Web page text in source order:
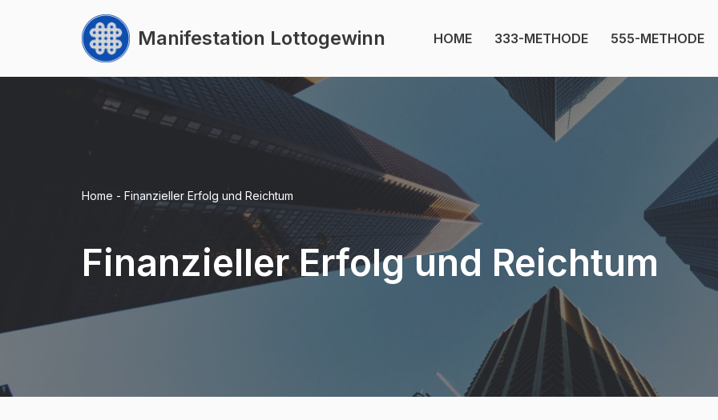
Inhalt
Manifestation Lottogewinn HOME 333-METHODE 555-METHODE
Home - Finanzieller Erfolg und Reichtum
Finanzieller Erfolg und Reichtum